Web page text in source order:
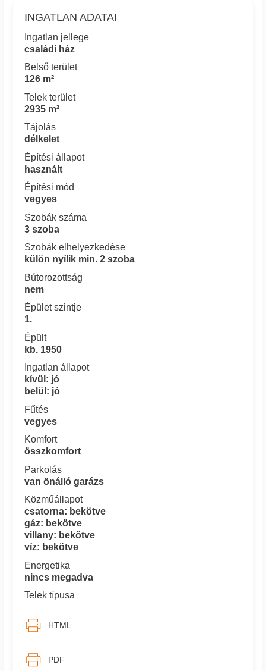
INGATLAN ADATAI
Ingatlan jellege
családi ház
Belső terület
126 m²
Telek terület
2935 m²
Tájolás
délkelet
Építési állapot
használt
Építési mód
vegyes
Szobák száma
3 szoba
Szobák elhelyezkedése
külön nyílik min. 2 szoba
Bútorozottság
nem
Épület szintje
1.
Épült
kb. 1950
Ingatlan állapot
kívül: jó
belül: jó
Fűtés
vegyes
Komfort
összkomfort
Parkolás
van önálló garázs
Közműállapot
csatorna: bekötve
gáz: bekötve
villany: bekötve
víz: bekötve
Energetika
nincs megadva
Telek típusa
HTML
PDF